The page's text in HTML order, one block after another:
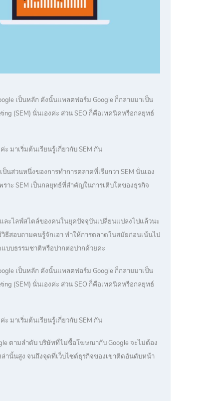
เป็นหลัก ดังนั้นแพลตฟอร์ม Google ก็กลายมาเป็น
(SEM) นั่นเองค่ะ ส่วน SEO ก็คือเทคนิคหรือกลยุทธ์
มาเริ่มต้นเรียนรู้เกี่ยวกับ SEM กัน
ป็นส่วนหนึ่งของการทำการตลาดที่เรียกว่า SEM นั่นเอง
าะ SEM เป็นกลยุทธ์ที่สำคัญในการเติบโตของธุรกิจ
ะไลฟ์สไตล์ของคนในยุคปัจจุบันเปลี่ยนแปลงไปแล้วนะ
ธีสอบถามคนรู้จักเอา ทำให้การตลาดในสมัยก่อนเน้นไป
บบธรรมชาติหรือปากต่อปากด้วยค่ะ
เป็นหลัก ดังนั้นแพลตฟอร์ม Google ก็กลายมาเป็น
(SEM) นั่นเองค่ะ ส่วน SEO ก็คือเทคนิคหรือกลยุทธ์
มาเริ่มต้นเรียนรู้เกี่ยวกับ SEM กัน
ตามลำดับ บริษัทที่ไม่ซื้อโฆษณากับ Google จะไม่ต้อง
านั้นสูง จนถึงจุดที่เว็บไซต์ธุรกิจของเขาติดอันดับหน้า